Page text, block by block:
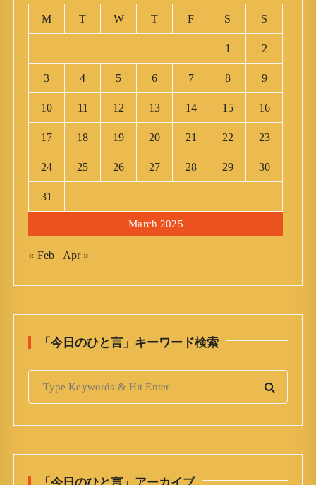
March 2025
M T W T F S S
1 2
3 4 5 6 7 8 9
10 11 12 13 14 15 16
17 18 19 20 21 22 23
24 25 26 27 28 29 30
31
« Feb Apr »
「今日のひと言」キーワード検索